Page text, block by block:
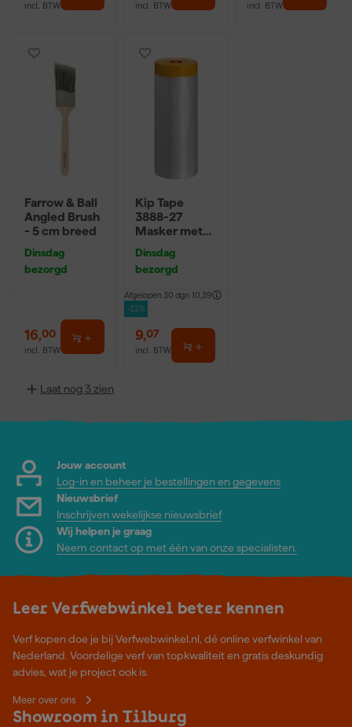
incl. BTW incl. BTW incl. BTW
Farrow & Ball
Angled Brush
- 5 cm breed
Dinsdag
bezorgd
16,00
incl. BTW
Kip Tape
3888-27
Masker met
2,7 x 20m
Dinsdag
bezorgd
Afgelopen 30 dgn 10,39
-12%
9,07
incl. BTW
Laat nog 3 zien
Jouw account
Log-in en beheer je bestellingen en gegevens
Nieuwsbrief
Inschrijven wekelijkse nieuwsbrief
Wij helpen je graag
Neem contact op met één van onze specialisten.
Leer Verfwebwinkel beter kennen
Verf kopen doe je bij Verfwebwinkel.nl, dé online verfwinkel van
Nederland. Voordelige verf van topkwaliteit en gratis deskundig
advies, wat je project ook is.
Meer over ons
Showroom in Tilburg